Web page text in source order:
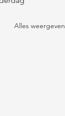
Alles weergeven